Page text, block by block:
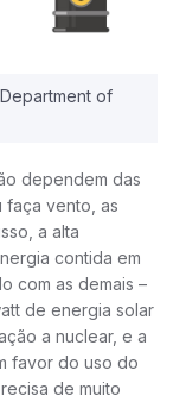
of
dependem das
faça vento, as
a alta
contida em
com as demais –
de energia solar
a nuclear, e a
favor do uso do
de muito